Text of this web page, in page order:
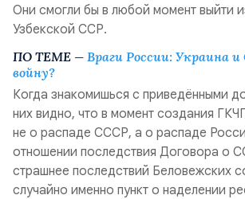
Они смогли бы в любой момент выйти
Узбекской ССР.
ПО ТЕМЕ — Враги России: Украина
войну?
Когда знакомишься с приведёнными
них видно, что в момент создания
не о распаде СССР, а о распаде
отношении последствия Договора о
страшнее последствий Беловежских
случайно именно пункт о наделении